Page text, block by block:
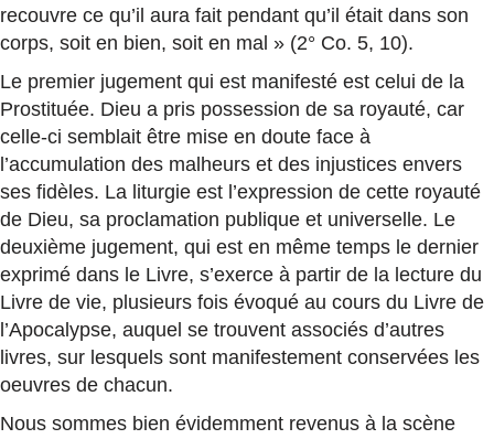
recouvre ce qu’il aura fait pendant qu’il était dans son
corps, soit en bien, soit en mal » (2° Co. 5, 10).
Le premier jugement qui est manifesté est celui de la
Prostituée. Dieu a pris possession de sa royauté, car
celle-ci semblait être mise en doute face à
l’accumulation des malheurs et des injustices envers
ses fidèles. La liturgie est l’expression de cette royauté
de Dieu, sa proclamation publique et universelle. Le
deuxième jugement, qui est en même temps le dernier
exprimé dans le Livre, s’exerce à partir de la lecture du
Livre de vie, plusieurs fois évoqué au cours du Livre de
l’Apocalypse, auquel se trouvent associés d’autres
livres, sur lesquels sont manifestement conservées les
oeuvres de chacun.
Nous sommes bien évidemment revenus à la scène